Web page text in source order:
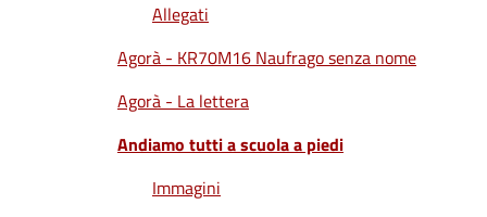
Allegati
Agorà - KR70M16 Naufrago senza nome
Agorà - La lettera
Andiamo tutti a scuola a piedi
Immagini